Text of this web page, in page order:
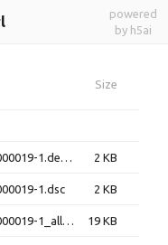
powered
by h5ai
Size
libmodule-metadata-perl_1.000019-1.debian.tar.gz 2 KB
1.dsc 2 KB
libmodule-metadata-perl_1.000019-1_all.deb 19 KB